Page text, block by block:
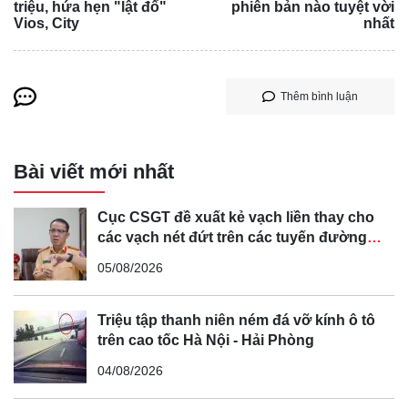
Giải Đáp]
Dòng khởi động (CCA,CA)
ắc quy ô tô, đây là cường độ dòng điện mà ắc quy có thể
cung cấp trong 30 giây ở nhiệt độ -18 độ C.
Ví dụ: Ắc quy có dung lượng 100Ah và RC 120 min nghĩa
là bình có thể cung cấp dòng điện 25A trong 120 phút
trước khi điện áp của bình giảm xuống 10.5V.
Dòng
triệu, hứa hẹn "lật đổ"
Vios, City
phiên bản nào tuyệt vời
nhất
Thêm bình luận
Bài viết mới nhất
Cục CSGT đề xuất kẻ vạch liền thay cho
các vạch nét đứt trên các tuyến đường
05/08/2026
Triệu tập thanh niên ném đá vỡ kính ô tô
trên cao tốc Hà Nội - Hải Phòng
04/08/2026